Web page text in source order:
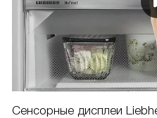
Сенсорные дисплеи